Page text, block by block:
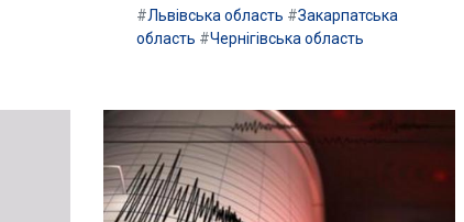
#Львівська область #Закарпатська
область #Чернігівська область